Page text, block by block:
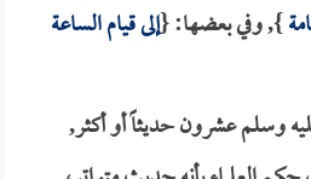
}, وفي بعضها: {إلى قيام الساعة
وسلم عشرون حديثاً أو أكثر,